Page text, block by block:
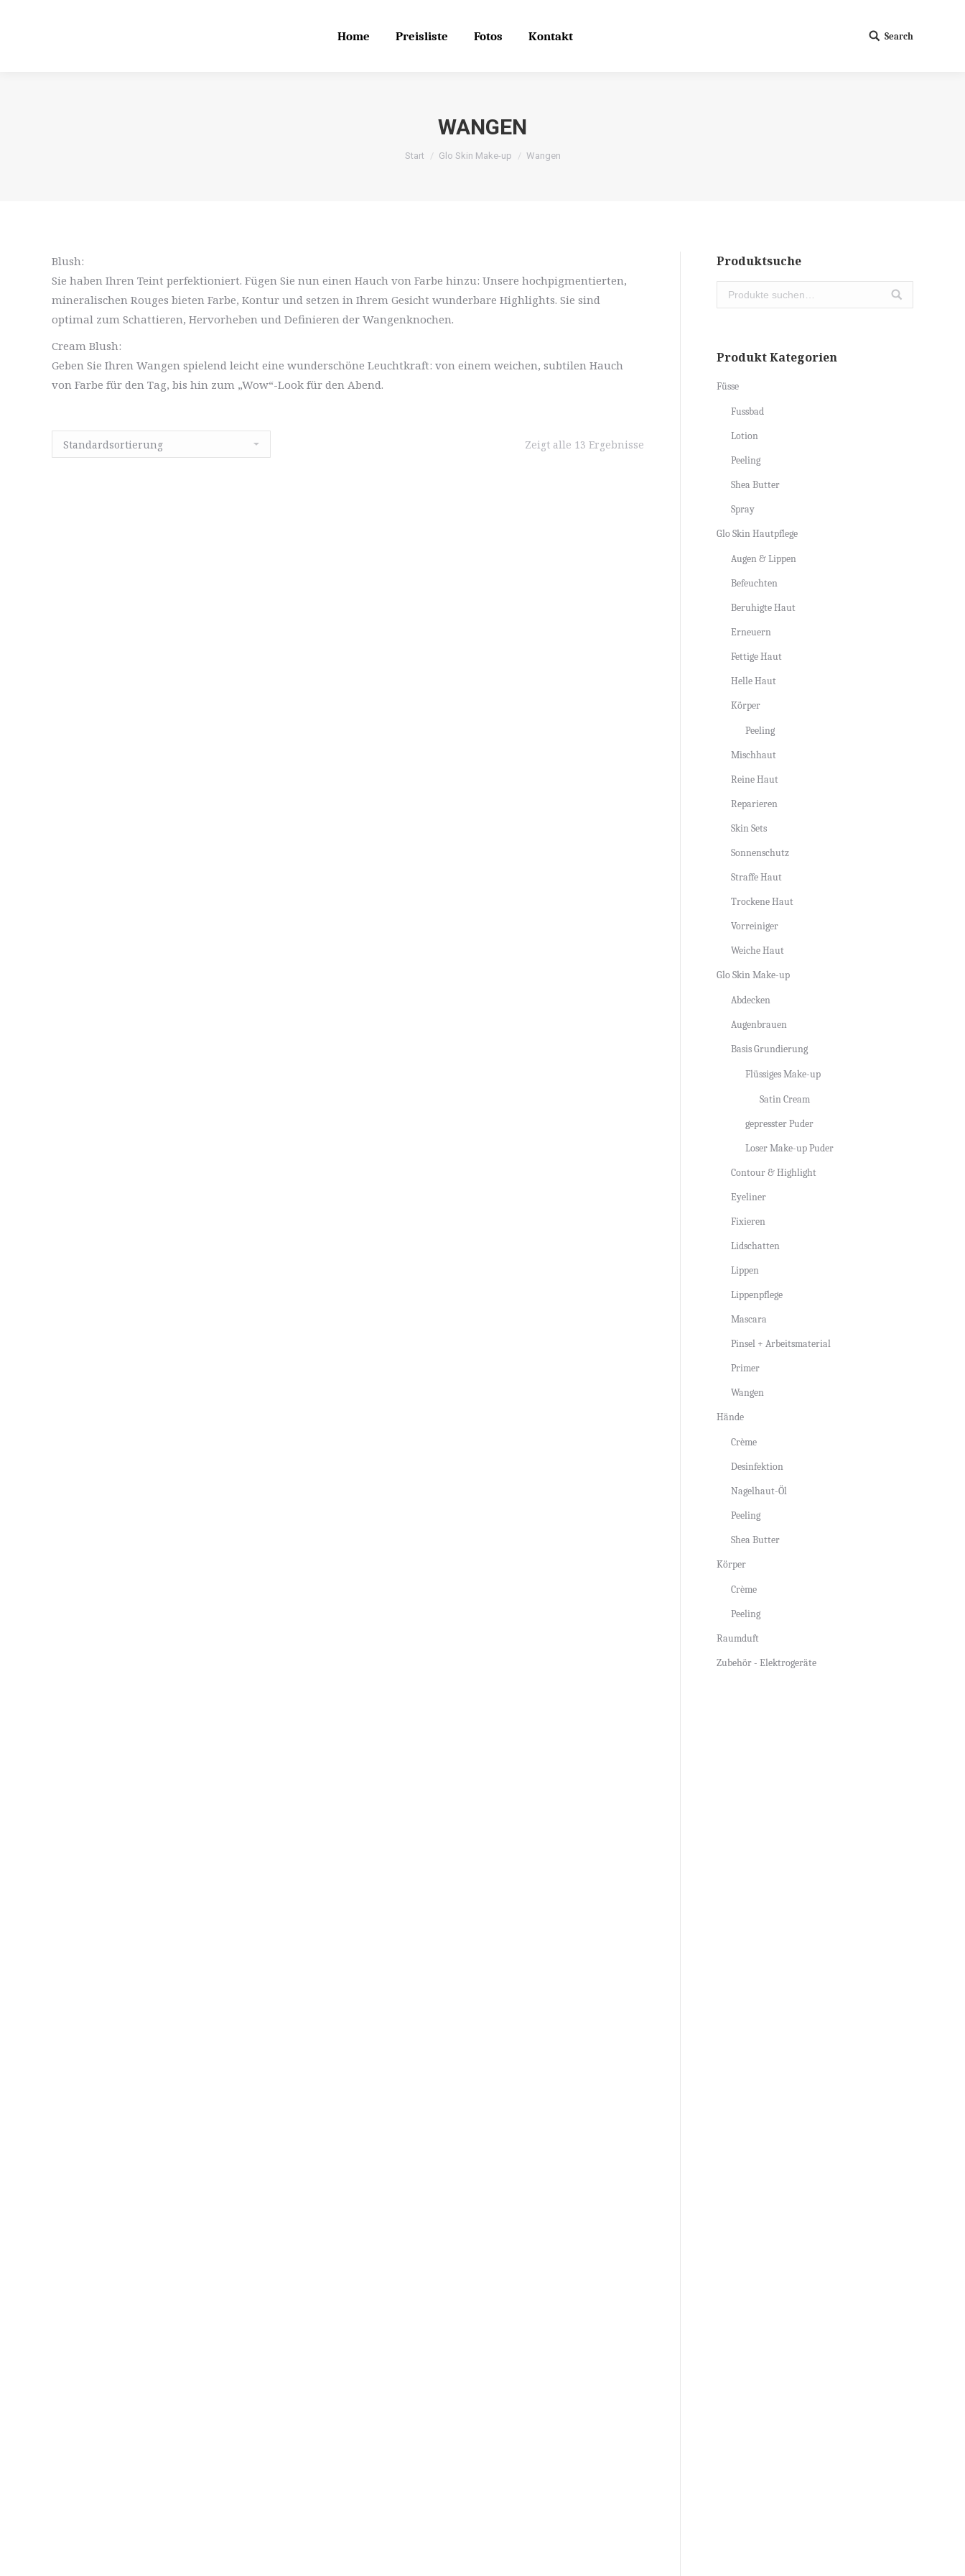
Home Preisliste Fotos Kontakt Search:
Search
WANGEN
Start Glo Skin Make-up Wangen
Blush:
Sie haben Ihren Teint perfektioniert. Fügen Sie nun einen Hauch von Farbe hinzu: Unsere hochpigmentierten,
mineralischen Rouges bieten Farbe, Kontur und setzen in Ihrem Gesicht wunderbare Highlights. Sie sind
optimal zum Schattieren, Hervorheben und Definieren der Wangenknochen.
Cream Blush:
Geben Sie Ihren Wangen spielend leicht eine wunderschöne Leuchtkraft: von einem weichen, subtilen Hauch
von Farbe für den Tag, bis hin zum „Wow“-Look für den Abend.
Zeigt alle 13 Ergebnisse
Produktsuche
Produkt Kategorien
Füsse
Fussbad
Lotion
Peeling
Shea Butter
Spray
Glo Skin Hautpflege
Augen & Lippen
Befeuchten
Beruhigte Haut
Erneuern
Fettige Haut
Helle Haut
Körper
Peeling
Mischhaut
Reine Haut
Reparieren
Skin Sets
Sonnenschutz
Straffe Haut
Trockene Haut
Vorreiniger
Weiche Haut
Glo Skin Make-up
Abdecken
Augenbrauen
Basis Grundierung
Flüssiges Make-up
Satin Cream
gepresster Puder
Loser Make-up Puder
Contour & Highlight
Eyeliner
Fixieren
Lidschatten
Lippen
Lippenpflege
Mascara
Pinsel + Arbeitsmaterial
Primer
Wangen
Hände
Crème
Desinfektion
Nagelhaut-Öl
Peeling
Shea Butter
Körper
Crème
Peeling
Raumduft
Zubehör - Elektrogeräte